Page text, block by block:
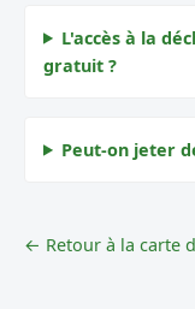
L'accès à la
gratuit ?
Peut-on jeter
← Retour à la carte